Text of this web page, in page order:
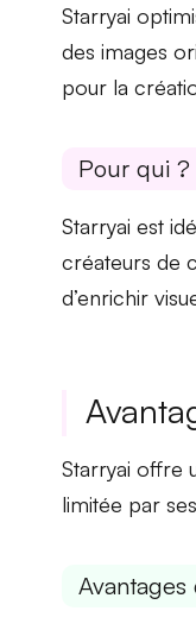
Starryai
des images
pour la
Pour qui ?
Starryai est
créateurs de
d’enrichir
Starryai offre
limitée par
Avantages